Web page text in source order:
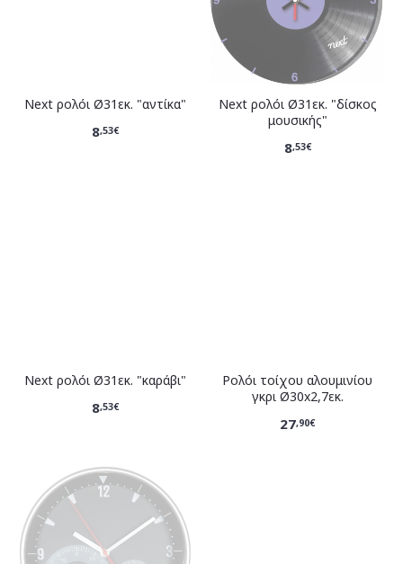
Νext ρολόι Ø31εκ. "αντίκα"
8,53€
Νext ρολόι Ø31εκ. "δίσκος
μουσικής"
8,53€
Νext ρολόι Ø31εκ. "καράβι"
8,53€
Ρολόι τοίχου αλουμινίου
γκρι Ø30x2,7εκ.
27,90€